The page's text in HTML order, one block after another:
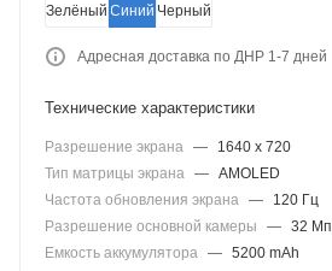
Зелёный Синий Черный
Адресная доставка по ДНР 1-7 дней
Технические характеристики
Разрешение экрана —
1640 x 720
Тип матрицы экрана — AMOLED
Частота обновления экрана —
120 Гц
Разрешение основной камеры
— 32 Мп
Емкость аккумулятора — 5200 mAh